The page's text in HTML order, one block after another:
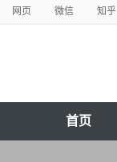
网页 微信 知乎
首页